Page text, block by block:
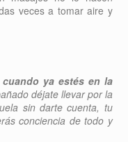
veces a tomar aire y
ya estés en la
déjate llevar por la
sin darte cuenta, tu
conciencia de todo y